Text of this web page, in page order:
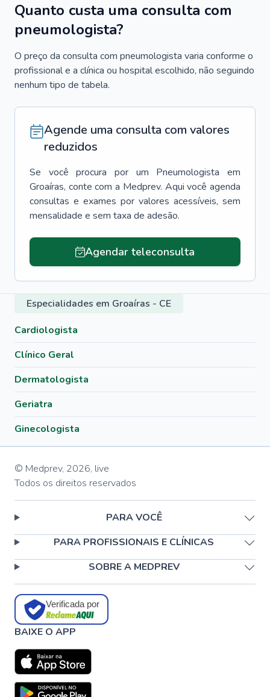
Quanto custa uma consulta com
pneumologista?
O preço da consulta com pneumologista varia conforme o
profissional e a clínica ou hospital escolhido, não seguindo
nenhum tipo de tabela.
Agende uma consulta com valores
reduzidos
Se você procura por um Pneumologista
em
Groaíras, conte com a Medprev. Aqui você agenda
consultas e exames por valores acessíveis, sem
mensalidade e sem taxa de adesão.
Agendar teleconsulta
Especialidades em Groaíras - CE
Cardiologista
Clínico Geral
Dermatologista
Geriatra
Ginecologista
© Medprev, 2026, live
Todos os direitos reservados
PARA VOCÊ
PARA PROFISSIONAIS E CLÍNICAS
SOBRE A MEDPREV
Verificada por
BAIXE O APP